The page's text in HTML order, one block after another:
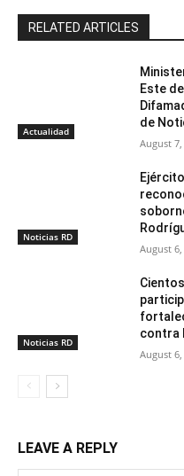
RELATED ARTICLES
Actualidad
Este
de
August 7,
Noticias RD
August 6,
Noticias RD
contra
August 6,
LEAVE A REPLY